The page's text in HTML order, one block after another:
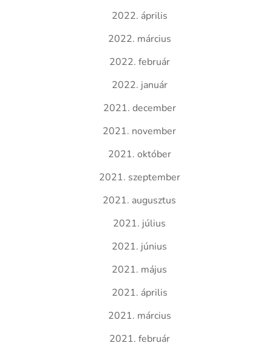
2022. április
2022. március
2022. február
2022. január
2021. december
2021. november
2021. október
2021. szeptember
2021. augusztus
2021. július
2021. június
2021. május
2021. április
2021. március
2021. február